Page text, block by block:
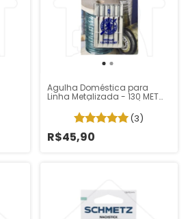
Agulha Doméstica para
Linha Metalizada - 130 MET
(3)
R$45,90